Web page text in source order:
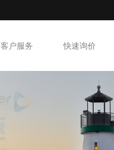
客户服务 快速询价